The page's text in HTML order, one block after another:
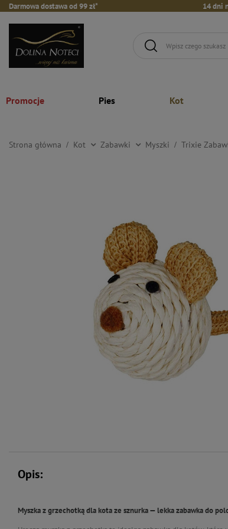
Darmowa dostawa od 99 zł* 14 dni
Promocje Pies Kot
Strona główna Kot Zabawki Myszki Trixie
Opis:
Myszka z grzechotką dla kota ze sznurka — lekka zabawka do